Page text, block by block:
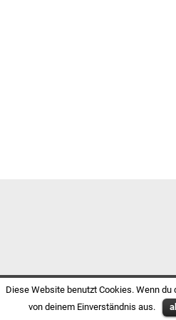
Diese Website benutzt Cookies. Wenn
von deinem Einverständnis aus.